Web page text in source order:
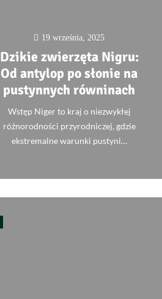
19 września, 2025
Dzikie zwierzęta Nigru:
Od antylop po słonie na
pustynnych równinach
Wstęp Niger to kraj o niezwykłej
różnorodności przyrodniczej, gdzie
ekstremalne warunki pustyni…